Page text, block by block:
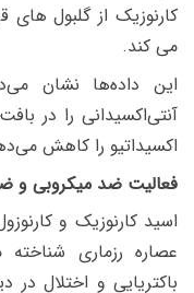
کارنوزیک از گلبول های
می کند.
این داده‌ها نشان
آنتی‌اکسیدانی را در
اکسیداتیو را کاهش
فعالیت ضد میکروبی و
اسید کارنوزیک و
عصاره رزماری
باکتریایی و اختلال